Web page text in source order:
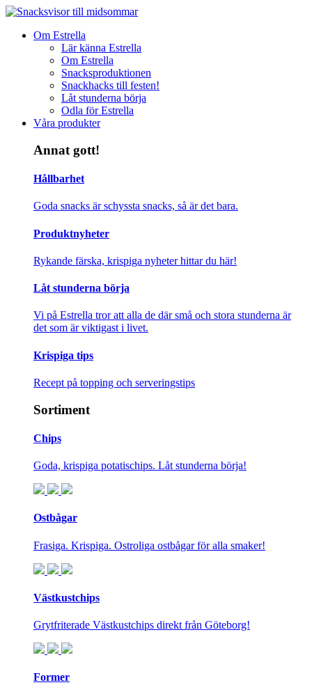
Om Estrella
Lär känna Estrella
Om Estrella
Snacksproduktionen
Snackhacks till festen!
Låt stunderna börja
Odla för Estrella
Våra produkter
Annat gott!
Hållbarhet
Goda snacks är schyssta snacks, så är det bara.
Produktnyheter
Rykande färska, krispiga nyheter hittar du här!
Låt stunderna börja
Vi på Estrella tror att alla de där små och stora stunderna är
det som är viktigast i livet.
Krispiga tips
Recept på topping och serveringstips
Sortiment
Chips
Goda, krispiga potatischips. Låt stunderna börja!
Ostbågar
Frasiga. Krispiga. Ostroliga ostbågar för alla smaker!
Västkustchips
Grytfriterade Västkustchips direkt från Göteborg!
Former